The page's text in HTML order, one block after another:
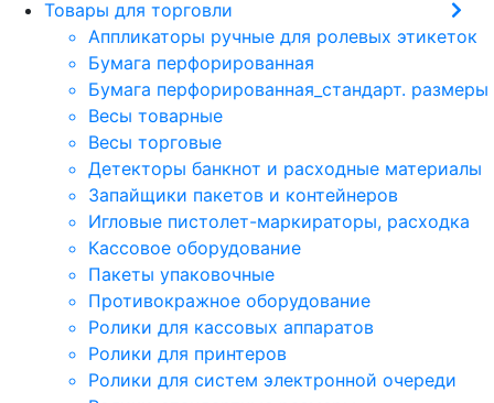
Товары для торговли
Аппликаторы ручные для ролевых этикеток
Бумага перфорированная
Бумага перфорированная_стандарт. размеры
Весы товарные
Весы торговые
Детекторы банкнот и расходные материалы
Запайщики пакетов и контейнеров
Игловые пистолет-маркираторы, расходка
Кассовое оборудование
Пакеты упаковочные
Противокражное оборудование
Ролики для кассовых аппаратов
Ролики для принтеров
Ролики для систем электронной очереди